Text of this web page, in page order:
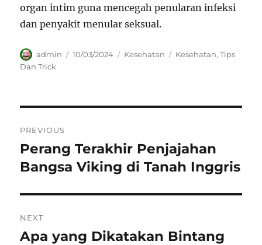
organ intim guna mencegah penularan infeksi
dan penyakit menular seksual.
Author
admin
Posted
10/03/2024 Categories
Kesehatan Tags
Kesehatan,Tips
Dan Trick
pos
PREVIOUS
Previous
post:
Perang Terakhir Penjajahan
Bangsa Viking di Tanah Inggris
NEXT
Next
Apa yang Dikatakan Bintang